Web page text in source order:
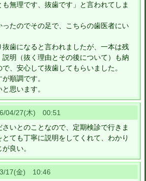
無理です、抜歯です」と言われてしま
たのでその足で、こちらの歯医者にい
歯になると言われましたが、一本は残
説明（抜く理由とその後について）も納
、安心して抜歯してもらいました。
順調です。
思います。
04/27(木) 00:51
いとのことなので、定期検診で行きま
とても丁寧に説明をしてくれて、わかり
良い。
17(金) 10:46